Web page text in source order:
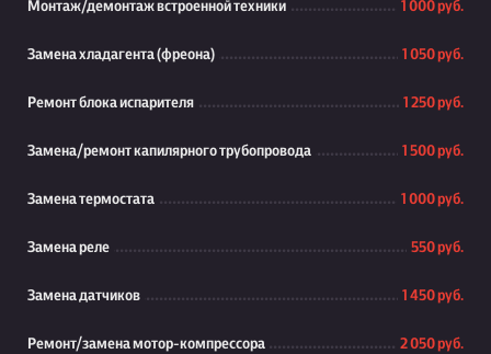
Монтаж/демонтаж встроенной техники 1 000 руб.
Замена хладагента (фреона) 1 050 руб.
Ремонт блока испарителя 1 250 руб.
Замена/ремонт капилярного трубопровода 1 500 руб.
Замена термостата 1 000 руб.
Замена реле 550 руб.
Замена датчиков 1 450 руб.
Ремонт/замена мотор-компрессора 2 050 руб.